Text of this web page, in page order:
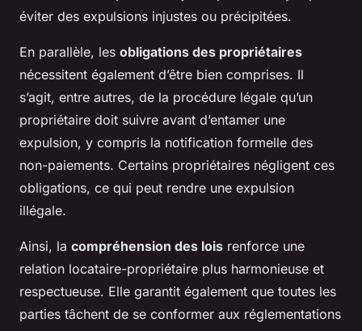
éviter des expulsions injustes ou précipitées.
En parallèle, les obligations des propriétaires
nécessitent également d’être bien comprises. Il
s’agit, entre autres, de la procédure légale qu’un
propriétaire doit suivre avant d’entamer une
expulsion, y compris la notification formelle des
non-paiements. Certains propriétaires négligent ces
obligations, ce qui peut rendre une expulsion
illégale.
Ainsi, la compréhension des lois renforce une
relation locataire-propriétaire plus harmonieuse et
respectueuse. Elle garantit également que toutes les
parties tâchent de se conformer aux réglementations